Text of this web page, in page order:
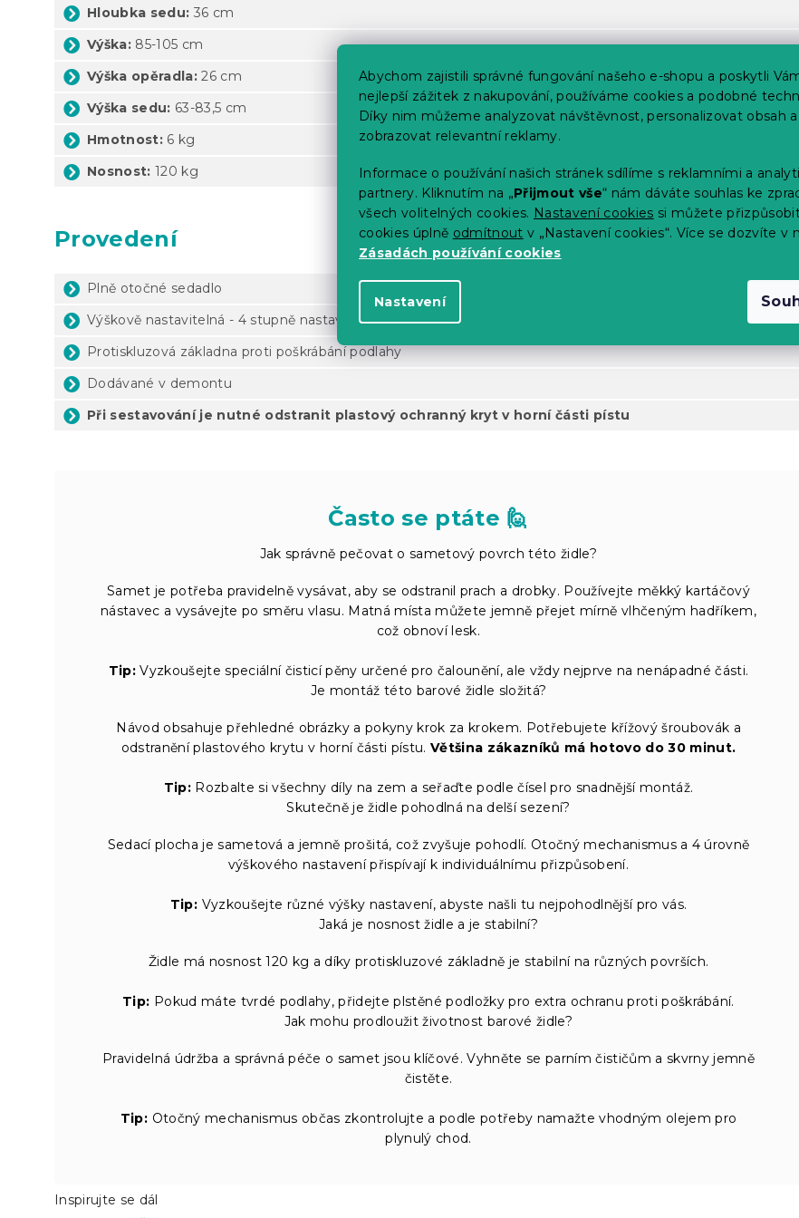
Abychom zajistili správné fungování našeho e-shopu a poskytli
nejlepší zážitek z nakupování, používáme cookies a podobné
Díky nim můžeme analyzovat návštěvnost, personalizovat obsah a
zobrazovat relevantní reklamy.
Informace o používání našich stránek sdílíme s reklamními a
partnery. Kliknutím na „Přijmout vše“ nám dáváte souhlas ke
všech volitelných cookies. Nastavení cookies si můžete
cookies úplně odmítnout v „Nastavení cookies“. Více se dozvíte v
Zásadách používání cookies
Nastavení
Hloubka sedu: 36 cm
Výška: 85-105 cm
Výška opěradla: 26 cm
Výška sedu: 63-83,5 cm
Hmotnost: 6 kg
Nosnost: 120 kg
Provedení
Plně otočné sedadlo
Výškově nastavitelná - 4 stupně nastavení výšky
Protiskluzová základna proti poškrábání podlahy
Dodávané v demontu
Při sestavování je nutné odstranit plastový ochranný kryt v horní části pístu
Často se ptáte 🙋
Jak správně pečovat o sametový povrch této židle?
Samet je potřeba pravidelně vysávat, aby se odstranil prach a drobky. Používejte měkký kartáčový
nástavec a vysávejte po směru vlasu. Matná místa můžete jemně přejet mírně vlhčeným hadříkem,
což obnoví lesk.
Tip: Vyzkoušejte speciální čisticí pěny určené pro čalounění, ale vždy nejprve na nenápadné části.
Je montáž této barové židle složitá?
Návod obsahuje přehledné obrázky a pokyny krok za krokem. Potřebujete křížový šroubovák a
odstranění plastového krytu v horní části pístu. Většina zákazníků má hotovo do 30 minut.
Tip: Rozbalte si všechny díly na zem a seřaďte podle čísel pro snadnější montáž.
Skutečně je židle pohodlná na delší sezení?
Sedací plocha je sametová a jemně prošitá, což zvyšuje pohodlí. Otočný mechanismus a 4 úrovně
výškového nastavení přispívají k individuálnímu přizpůsobení.
Tip: Vyzkoušejte různé výšky nastavení, abyste našli tu nejpohodlnější pro vás.
Jaká je nosnost židle a je stabilní?
Židle má nosnost 120 kg a díky protiskluzové základně je stabilní na různých površích.
Tip: Pokud máte tvrdé podlahy, přidejte plstěné podložky pro extra ochranu proti poškrábání.
Jak mohu prodloužit životnost barové židle?
Pravidelná údržba a správná péče o samet jsou klíčové. Vyhněte se parním čističům a skvrny jemně
čistěte.
Tip: Otočný mechanismus občas zkontrolujte a podle potřeby namažte vhodným olejem pro
plynulý chod.
Inspirujte se dál